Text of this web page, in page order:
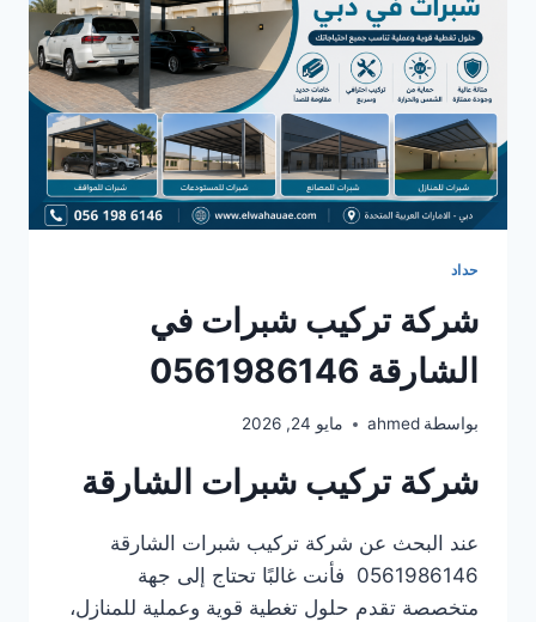
حداد
شركة تركيب شبرات في
الشارقة 0561986146
بواسطة ahmed مايو 24, 2026
شركة تركيب شبرات الشارقة
عند البحث عن شركة تركيب شبرات الشارقة
0561986146 فأنت غالبًا تحتاج إلى جهة
متخصصة تقدم حلول تغطية قوية وعملية للمنازل،